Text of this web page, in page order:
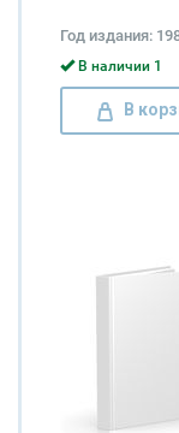
Год издания:
В наличии 1
В